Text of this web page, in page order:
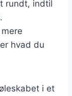
rundt, indtil
hvad du
i et